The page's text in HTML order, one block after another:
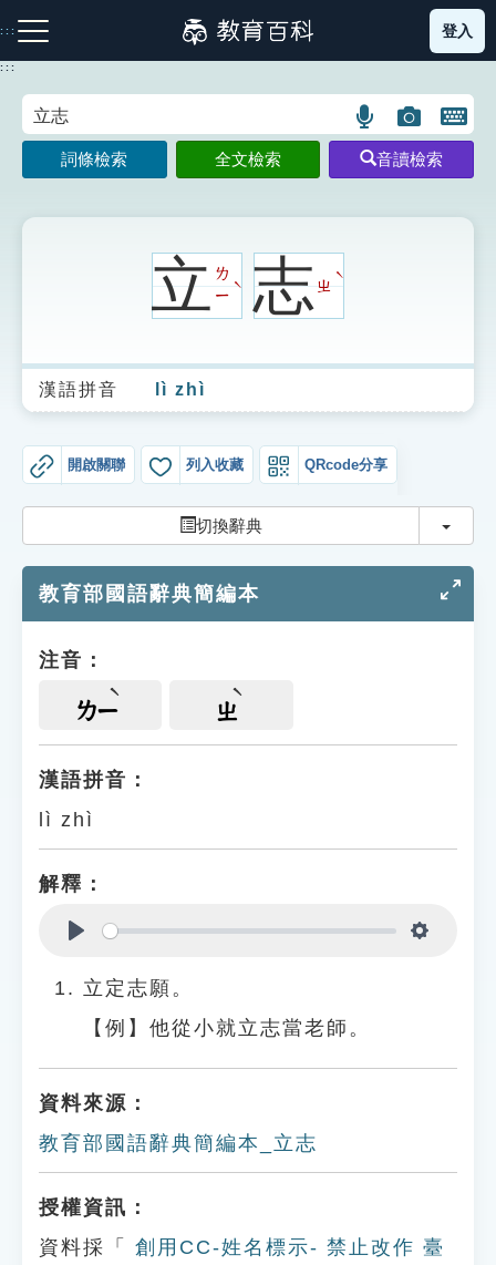
到
主
:::
注音索引圖示 筆畫索引圖示 部首索引表圖示
生字詞彙表
成語故事
索引選單
單字索引
遊戲專區
貓頭鷹博士
登入
:::
語
言
搜
圖
片
搜
開
鍵
圖
詞條檢索 全文檢索 音讀檢索
立ㄌ
ㄧ
ˋ 志ㄓ
ˋ
漢語拼音 lì zhì
開啟關聯 列入收藏 QRcode分享
切換辭典 切換
教育部國語辭典簡編本
注音：
ㄌㄧ ㄓ
漢語拼音：
lì zhì
解釋：
立定志願。
【例】他從小就立志當老師。
資料來源：
教育部國語辭典簡編本_立志
授權資訊：
資料採「
創用CC-姓名標示- 禁止改作 臺